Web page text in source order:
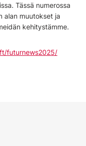
Tässä numerossa
alan muutokset ja
kehitystämme.
futurnews2025/